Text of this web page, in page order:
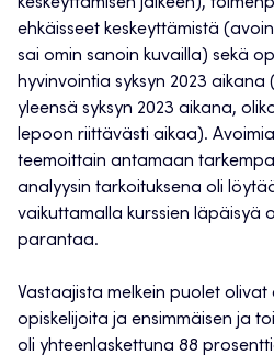
ehkäisseet keskeyttämistä
sai omin sanoin kuvailla) sekä
hyvinvointia syksyn 2023 aikana
yleensä syksyn 2023 aikana,
lepoon riittävästi aikaa).
teemoittain antamaan
analyysin tarkoituksena oli
vaikuttamalla kurssien läpäisyä
parantaa.
Vastaajista melkein puolet olivat
opiskelijoita ja ensimmäisen ja
oli yhteenlaskettuna 88